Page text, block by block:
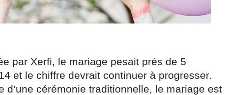
par Xerfi, le mariage pesait près de 5
et le chiffre devrait continuer à progresser.
d’une cérémonie traditionnelle, le mariage est